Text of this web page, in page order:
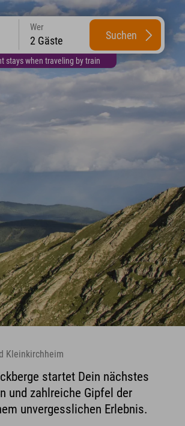
stays when traveling by train
Wer
2 Gäste Suchen
Kleinkirchheim
startet Dein nächstes
und zahlreiche Gipfel der
unvergesslichen Erlebnis.